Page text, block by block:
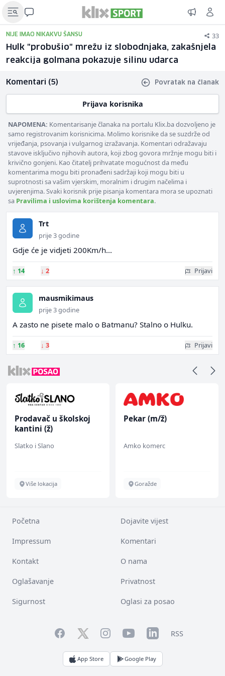
NIJE IMAO NIKAKVU ŠANSU 33
Hulk "probušio" mrežu iz slobodnjaka, zakašnjela
reakcija golmana pokazuje silinu udarca
Komentari (5) Povratak na članak
Prijava korisnika
NAPOMENA: Komentarisanje članaka na portalu Klix.ba dozvoljeno je
samo registrovanim korisnicima. Molimo korisnike da se suzdrže od
vrijeđanja, psovanja i vulgarnog izražavanja. Komentari odražavaju
stavove isključivo njihovih autora, koji zbog govora mržnje mogu biti i
krivično gonjeni. Kao čitatelj prihvatate mogućnost da među
komentarima mogu biti pronađeni sadržaji koji mogu biti u
suprotnosti sa vašim vjerskim, moralnim i drugim načelima i
uvjerenjima. Svaki korisnik prije pisanja komentara mora se upoznati
sa Pravilima i uslovima korištenja komentara.
Trt
prije 3 godine
Gdje će je vidjeti 200Km/h...
↑ 14 ↓ 2 Prijavi
mausmikimaus
prije 3 godine
A zasto ne pisete malo o Batmanu? Stalno o Hulku.
↑ 16 ↓ 3 Prijavi
Prodavač u školskoj
kantini (ž)
Slatko i Slano
Više lokacija
Pekar (m/ž)
Amko komerc
Goražde
Početna Dojavite vijest
Impressum Komentari
Kontakt O nama
Oglašavanje Privatnost
Sigurnost Oglasi za posao
FacebookTwitterInstagramYouTubeLinkedInRSS
App Store Google Play